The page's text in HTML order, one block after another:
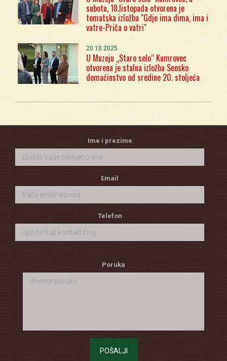
subotu, 18.listopada otvorena je
tematska izložba "Gdje ima dima, ima i
vatre-Priča o vatri"
20.10.2025.
U Muzeju „Staro selo“ Kumrovec
otvorena je stalna izložba Seosko
domaćinstvo od sredine 20. stoljeća
Ime i prezime
Email
Telefon
Poruka
POŠALJI